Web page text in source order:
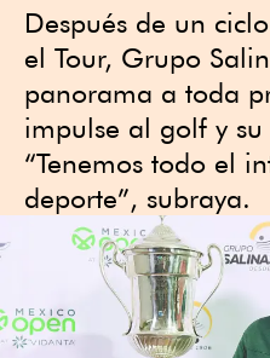
Después de un
el Tour, Grupo
panorama a toda
impulse al golf y
“Tenemos todo el
deporte”, subraya.